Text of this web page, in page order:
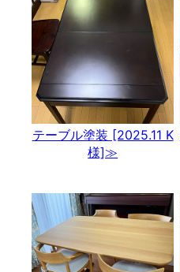
テーブル塗装 [2025.11 K
様]≫